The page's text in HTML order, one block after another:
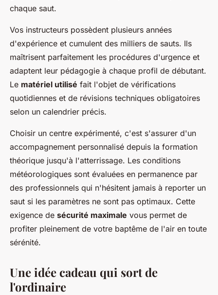
chaque saut.
Vos instructeurs possèdent plusieurs années
d'expérience et cumulent des milliers de sauts. Ils
maîtrisent parfaitement les procédures d'urgence et
adaptent leur pédagogie à chaque profil de débutant.
Le matériel utilisé fait l'objet de vérifications
quotidiennes et de révisions techniques obligatoires
selon un calendrier précis.
Choisir un centre expérimenté, c'est s'assurer d'un
accompagnement personnalisé depuis la formation
théorique jusqu'à l'atterrissage. Les conditions
météorologiques sont évaluées en permanence par
des professionnels qui n'hésitent jamais à reporter un
saut si les paramètres ne sont pas optimaux. Cette
exigence de sécurité maximale vous permet de
profiter pleinement de votre baptême de l'air en toute
sérénité.
Une idée cadeau qui sort de
l'ordinaire